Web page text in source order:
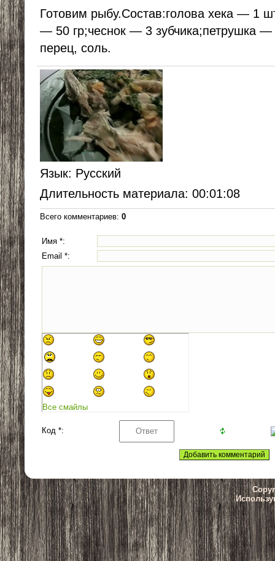
Готовим рыбу.Состав:голова хека — 1
— 50 гр;чеснок — 3 зубчика;петрушка —
перец, соль.
Язык: Русский
Длительность материала: 00:01:08
Всего комментариев: 0
Имя *:
Email *:
Все смайлы
Код *: